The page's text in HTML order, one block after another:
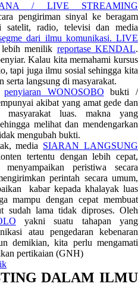
/ LIVE STREAMING
pengiriman sinyal ke beragam
satelit, radio, televisi dan media
dari ilmu komunikasi. LIVE
menilik reportase KENDAL.
Kalau kita memahami kursus
tapi juga ilmu sosial sehingga kita
serta langsung di masyarakat.
penyiaran WONOSOBO bukti /
akibat yang amat gede dan
masyarakat luas. makna yang
melihat dan mendengarkan
mengubah bukti.
media SIARAN LANGSUNG
tertentu dengan lebih cepat,
peristiwa secara
perintah secara umum,
kabar kepada khalayak luas
mampu dengan cepat membuat
sudah lama tidak diproses. Oleh
yakni suatu tahapan yang
atau pengedaran kebenaran
demikian, kita perlu mengamati
pertikaian (GNH)
DALAM ILMU